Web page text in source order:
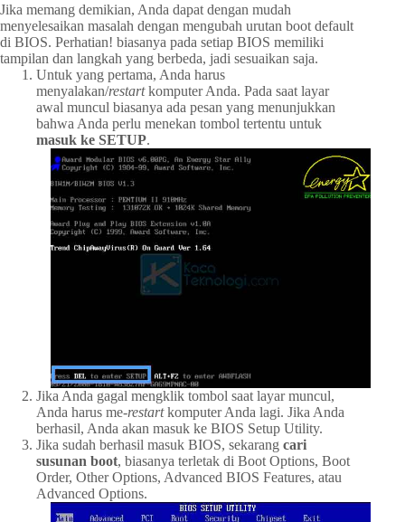
Jika memang demikian, Anda dapat dengan mudah
menyelesaikan masalah dengan mengubah urutan boot default
di BIOS. Perhatian! biasanya pada setiap BIOS memiliki
tampilan dan langkah yang berbeda, jadi sesuaikan saja.
Untuk yang pertama, Anda harus
menyalakan/restartkomputer Anda. Pada saat layar
awal muncul biasanya ada pesan yang menunjukkan
bahwa Anda perlu menekan tombol tertentu untuk
masuk ke SETUP.
Jika Anda gagal mengklik tombol saat layar muncul,
Anda harus me-restartkomputer Anda lagi. Jika Anda
berhasil, Anda akan masuk ke BIOS Setup Utility.
Jika sudah berhasil masuk BIOS, sekarang cari
susunan boot, biasanya terletak di Boot Options, Boot
Order, Other Options, Advanced BIOS Features, atau
Advanced Options.